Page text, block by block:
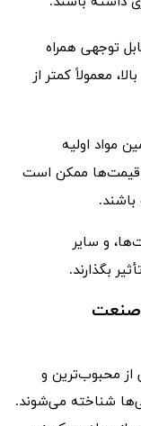
توجهی همراه
معمولاً کمتر از
مواد اولیه
قیمت‌ها ممکن است
و سایر
بگذارند.
صنعت
از محبوب‌ترین و
شناخته می‌شوند.